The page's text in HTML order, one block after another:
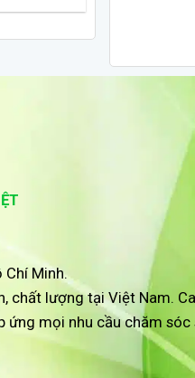
Chí Minh.
chất lượng tại Việt Nam.
ứng mọi nhu cầu chăm